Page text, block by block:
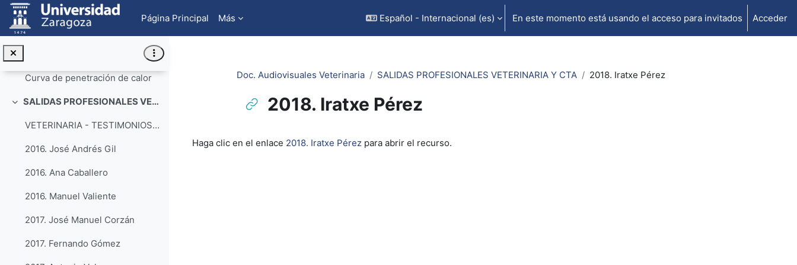
Salta al contenido principal
Página Principal
Más Español - Internacional ‎(es)‎ En este momento está usando el acceso para invitados Acceder
Contador de colonias
Curva de penetración de calor
Colapsar SALIDAS PROFESIONALES VETERINARIA Y CTA
VETERINARIA - TESTIMONIOS PROFESIONALES (acceso a la lista de reproducción)
2016. José Andrés Gil
2016. Ana Caballero
2016. Manuel Valiente
2017. José Manuel Corzán
2017. Fernando Gómez
Doc. Audiovisuales Veterinaria SALIDAS PROFESIONALES VETERINARIA Y CTA 2018. Iratxe Pérez
2018. Iratxe Pérez
Haga clic en el enlace 2018. Iratxe Pérez para abrir el recurso.